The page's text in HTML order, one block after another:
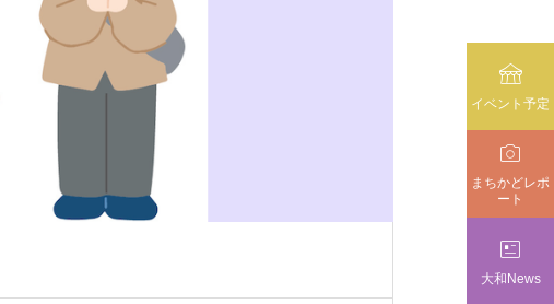

イベント予定

まちかどレポ
ート

大和News